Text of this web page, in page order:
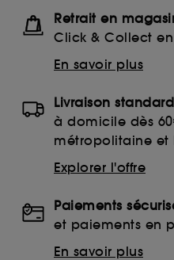
Retrait en
Click & Collect
En savoir plus
Livraison
à domicile dès
métropolitaine et
Explorer l'offre
Paiements
et paiements en
En savoir plus